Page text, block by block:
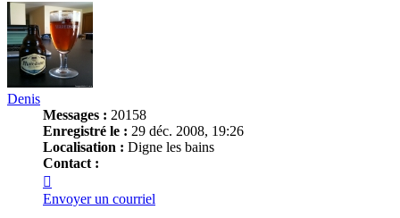
Denis
Messages : 20158
Enregistré le : 29 déc. 2008, 19:26
Localisation : Digne les bains
Contact :
Denis
Envoyer un courriel